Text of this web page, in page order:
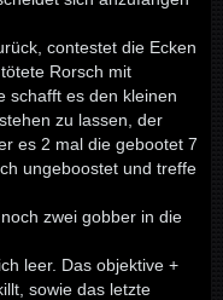
contestet die Ecken
Rorsch mit
schafft es den kleinen
zu lassen, der
es 2 mal die gebootet 7
ungeboostet und treffe
zwei gobber in die
leer. Das objektive +
sowie das letzte